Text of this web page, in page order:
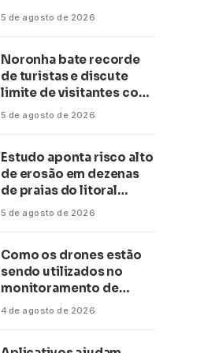
conservação
5 de agosto de 2026
Noronha bate recorde
de turistas e discute
limite de visitantes com
a Anac
5 de agosto de 2026
Estudo aponta risco alto
de erosão em dezenas
de praias do litoral
paulista
5 de agosto de 2026
Como os drones estão
sendo utilizados no
monitoramento de
obras de grande porte?
4 de agosto de 2026